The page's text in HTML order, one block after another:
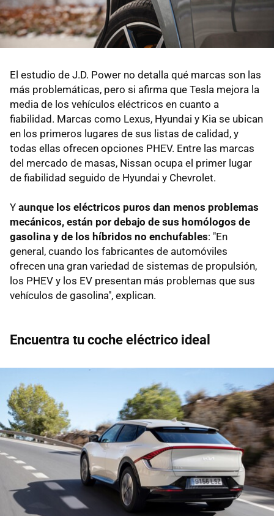
El estudio de J.D. Power no detalla qué marcas son las
más problemáticas, pero si afirma que Tesla mejora la
media de los vehículos eléctricos en cuanto a
fiabilidad. Marcas como Lexus, Hyundai y Kia se ubican
en los primeros lugares de sus listas de calidad, y
todas ellas ofrecen opciones PHEV. Entre las marcas
del mercado de masas, Nissan ocupa el primer lugar
de fiabilidad seguido de Hyundai y Chevrolet.
Y aunque los eléctricos puros dan menos problemas
mecánicos, están por debajo de sus homólogos de
gasolina y de los híbridos no enchufables: "En
general, cuando los fabricantes de automóviles
ofrecen una gran variedad de sistemas de propulsión,
los PHEV y los EV presentan más problemas que sus
vehículos de gasolina", explican.
Encuentra tu coche eléctrico ideal